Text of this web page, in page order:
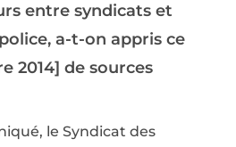
entre syndicats et
a-t-on appris ce
2014] de sources
le Syndicat des